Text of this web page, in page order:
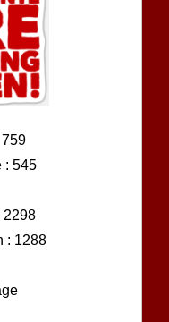
: 545
2298
: 1288